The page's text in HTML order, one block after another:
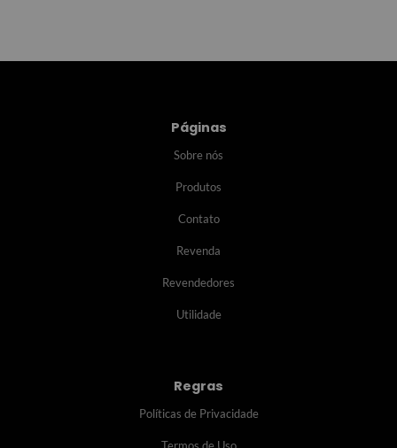
Páginas
Sobre nós
Produtos
Contato
Revenda
Revendedores
Utilidade
Regras
Políticas de Privacidade